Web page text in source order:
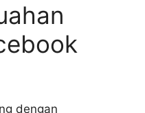
dengan